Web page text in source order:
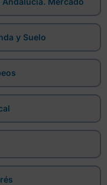
y Suelo